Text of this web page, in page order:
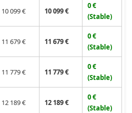
10 099 € 10 099 €
0 €
(Stable)
11 679 € 11 679 €
0 €
(Stable)
11 779 € 11 779 €
0 €
(Stable)
12 189 € 12 189 €
0 €
(Stable)